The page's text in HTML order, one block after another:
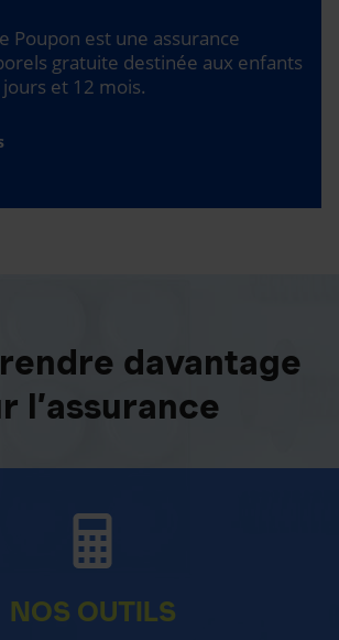
Poupon est une assurance
gratuite destinée aux enfants
et 12 mois.
davantage
l’assurance
NOS OUTILS